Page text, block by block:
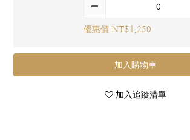
優惠價 NT$1,250
加入購物車
加入追蹤清單